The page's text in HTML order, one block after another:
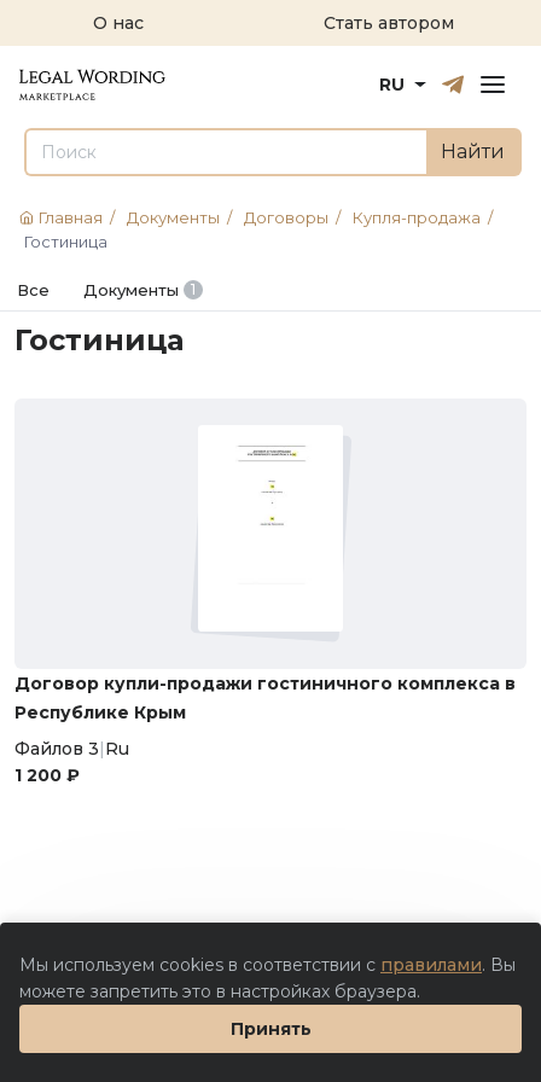
О нас Стать автором
РусскийEnglish
RU
Найти
Главная / Документы / Договоры / Купля-продажа /
Гостиница
Все Документы 1
Гостиница
Договор купли-продажи гостиничного комплекса в
Республике Крым
Файлов 3|Ru
1 200 ₽
Мы используем cookies в соответствии с правилами. Вы
можете запретить это в настройках браузера.
Принять